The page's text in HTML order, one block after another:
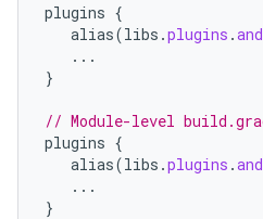
plugins {
alias(libs .plugins .
...
}
// Module-level
plugins {
alias(libs .plugins .
...
}